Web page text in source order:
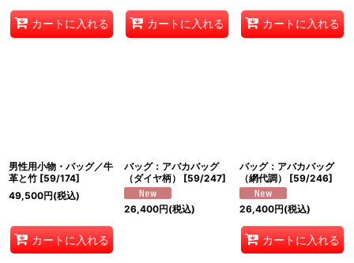
カートに入れる カートに入れる カートに入れる
男性用小物・バッグ／牛
革と竹 [59/174]
49,500円(税込)
カートに入れる
バッグ：アバカバッグ
（ダイヤ柄）
[59/247]
26,400円(税込)
バッグ：アバカバッグ
（網代調）
[59/246]
26,400円(税込)
カートに入れる